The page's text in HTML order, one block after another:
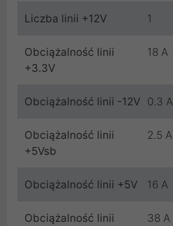
Liczba linii +12V 1
Obciążalność linii
+3.3V
18 A
Obciążalność linii -12V 0.3 A
Obciążalność linii
+5Vsb
2.5 A
Obciążalność linii +5V 16 A
Obciążalność linii
38 A